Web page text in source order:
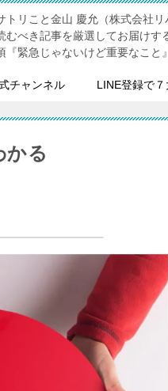
トリこと金山 慶允（株式会社
むべき記事を厳選してお届けす
『緊急じゃないけど重要なこと
チャンネル LINE登録で７
かる